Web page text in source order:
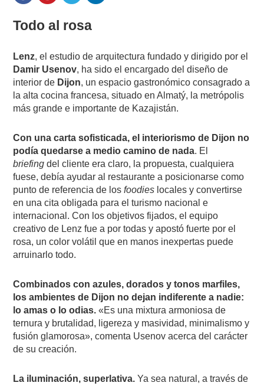
Todo al rosa
Lenz, el estudio de arquitectura fundado y dirigido por el
Damir Usenov, ha sido el encargado del diseño de
interior de Dijon, un espacio gastronómico consagrado a
la alta cocina francesa, situado en Almatý, la metrópolis
más grande e importante de Kazajistán.
Con una carta sofisticada, el interiorismo de Dijon no
podía quedarse a medio camino de nada. El
briefing del cliente era claro, la propuesta, cualquiera
fuese, debía ayudar al restaurante a posicionarse como
punto de referencia de losfoodies locales y convertirse
en una cita obligada para el turismo nacional e
internacional. Con los objetivos fijados, el equipo
creativo de Lenz fue a por todas y apostó fuerte por el
rosa, un color volátil que en manos inexpertas puede
arruinarlo todo.
Combinados con azules, dorados y tonos marfiles,
los ambientes de Dijon no dejan indiferente a nadie:
lo amas o lo odias. «Es una mixtura armoniosa de
ternura y brutalidad, ligereza y masividad, minimalismo y
fusión glamorosa», comenta Usenov acerca del carácter
de su creación.
La iluminación, superlativa. Ya sea natural, a través de